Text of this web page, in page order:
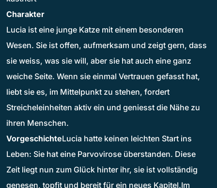
Charakter
Lucia ist eine junge Katze mit einem besonderen
Wesen. Sie ist offen, aufmerksam und zeigt gern, dass
sie weiss, was sie will, aber sie hat auch eine ganz
weiche Seite. Wenn sie einmal Vertrauen gefasst hat,
liebt sie es, im Mittelpunkt zu stehen, fordert
Streicheleinheiten aktiv ein und geniesst die Nähe zu
ihren Menschen.
VorgeschichteLucia hatte keinen leichten Start ins
Leben: Sie hat eine Parvovirose überstanden. Diese
Zeit liegt nun zum Glück hinter ihr, sie ist vollständig
genesen, topfit und bereit für ein neues Kapitel.Im